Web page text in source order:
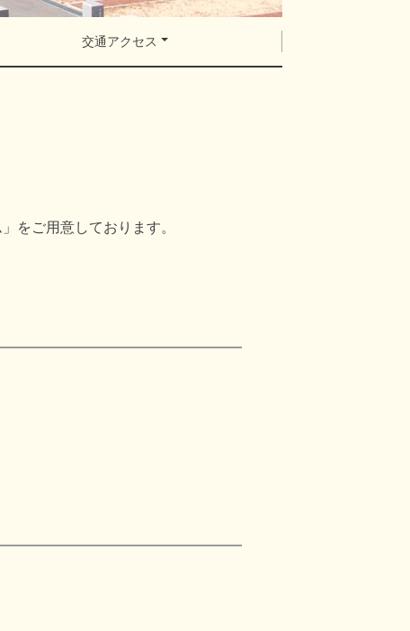
交通アクセス
をご用意しております。